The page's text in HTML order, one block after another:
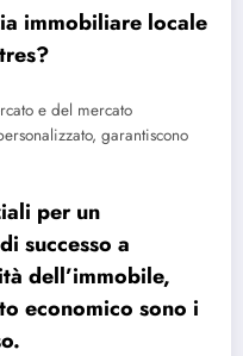
immobiliare locale
e del mercato
garantiscono
per un
successo a
dell’immobile,
economico sono i